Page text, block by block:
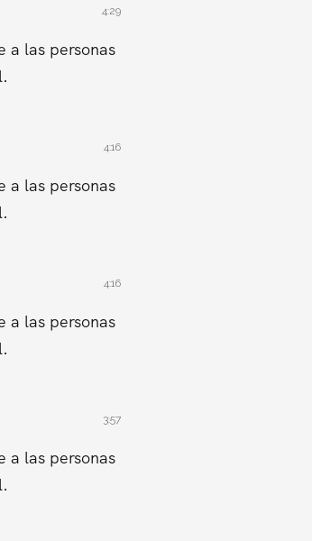
4:29
a las personas
4:16
a las personas
4:16
a las personas
3:57
a las personas